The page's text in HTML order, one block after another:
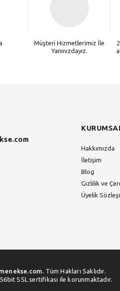
Müşteri Hizmetlerimiz İle
Yanınızdayız.
Hakkımızda
İletişim
Blog
Gizlilik ve
Üyelik
Tüm Hakları Saklıdır.
SSL sertifikası ile korunmaktadır.